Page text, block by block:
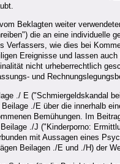
Beklagten weiter
die an eine individuelle
Verfassers, wie dies bei
Ereignisse und lassen
nicht urheberrechtlich
und
./ E ("Schmiergeldskandal
./E über die innerhalb
Bemühungen. Im
./J ("Kinderporno:
mit Aussagen eines
Beilagen ./E und ./H) der